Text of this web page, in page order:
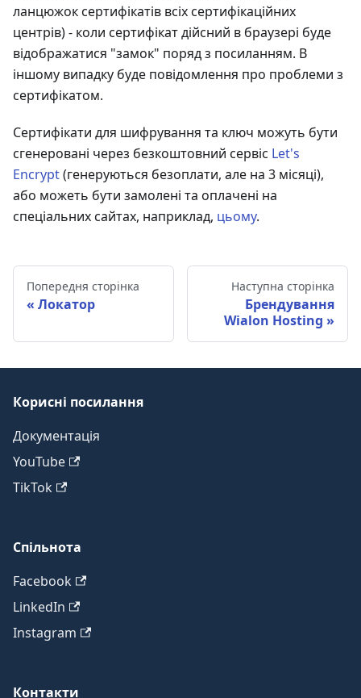
ланцюжок сертифікатів всіх сертифікаційних
центрів) - коли сертифікат дійсний в браузері буде
відображатися "замок" поряд з посиланням. В
іншому випадку буде повідомлення про проблеми з
сертифікатом.
Сертифікати для шифрування та ключ можуть бути
сгенеровані через безкоштовний сервіс Let's
Encrypt(генеруються безоплати, але на 3 місяці),
або можеть бути замолені та оплачені на
спеціальних сайтах, наприклад, цьому.
Попередня сторінка
Локатор
Наступна сторінка
Брендування
Wialon Hosting
Корисні посилання
Документація
YouTube
TikTok
Спільнота
Facebook
LinkedIn
Instagram
Контакти